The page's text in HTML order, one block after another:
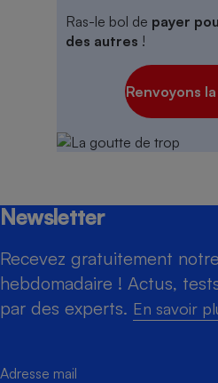
Ras-le bol de payer
des autres !
Renvoyons
Newsletter
Recevez gratuitement
hebdomadaire ! Actus,
par des experts. En savoir
Adresse mail